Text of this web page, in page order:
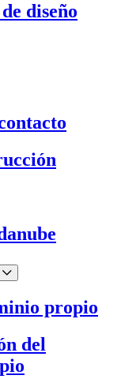
diseño
propio
del